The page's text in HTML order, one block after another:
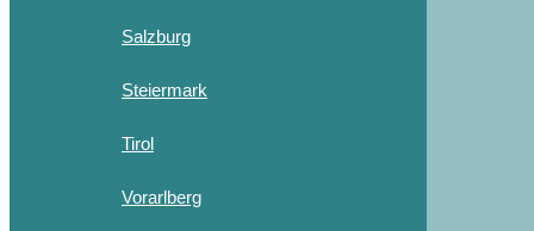
Salzburg
Steiermark
Tirol
Vorarlberg